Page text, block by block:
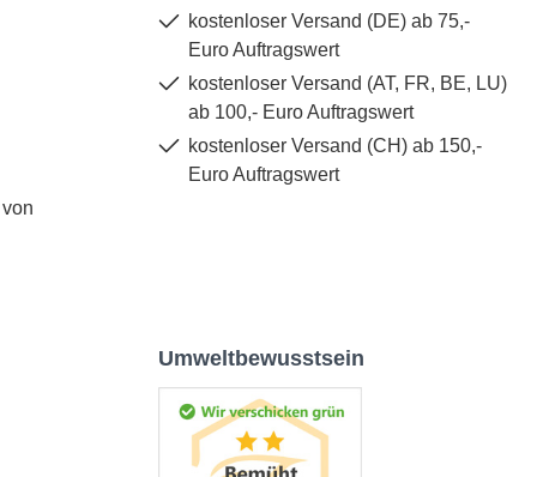
kostenloser Versand (DE) ab 75,-
Euro Auftragswert
kostenloser Versand (AT, FR, BE, LU)
ab 100,- Euro Auftragswert
kostenloser Versand (CH) ab 150,-
Euro Auftragswert
Umweltbewusstsein